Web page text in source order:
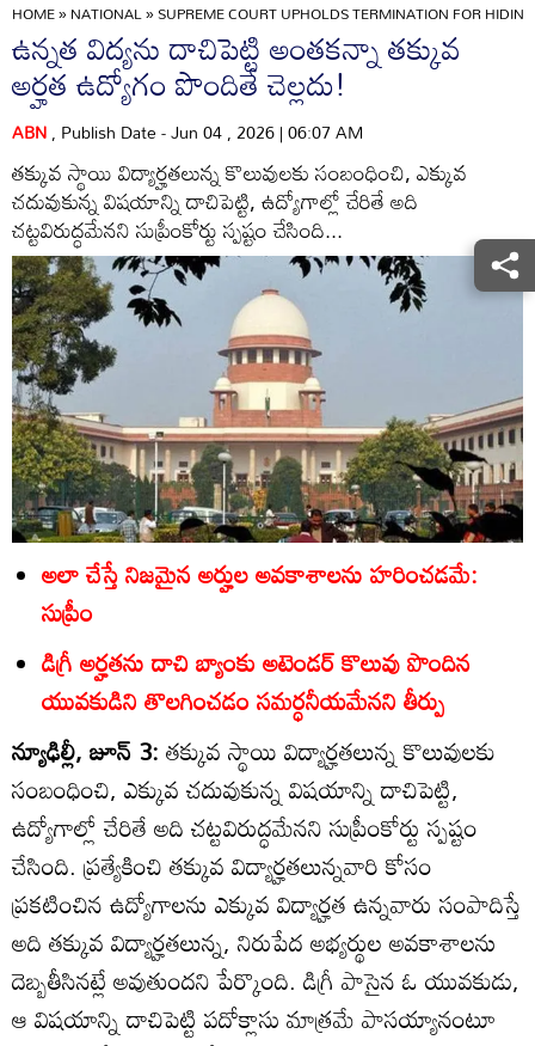
HOME»NATIONAL»SUPREME COURT UPHOLDS TERMINATION FOR
ఉన్నత విద్యను దాచిపెట్టి అంతకన్నా తక్కువ
అర్హత ఉద్యోగం పొందితే చెల్లదు!
ABN, Publish Date - Jun 04 , 2026 | 06:07 AM
తక్కువ స్థాయి విద్యార్హతలున్న కొలువులకు సంబంధించి, ఎక్కువ
చదువుకున్న విషయాన్ని దాచిపెట్టి, ఉద్యోగాల్లో చేరితే అది
చట్టవిరుద్ధమేనని సుప్రీంకోర్టు స్పష్టం చేసింది...
అలా చేస్తే నిజమైన అర్హుల అవకాశాలను హరించడమే:
సుప్రీం
డిగ్రీ అర్హతను దాచి బ్యాంకు అటెండర్‌ కొలువు పొందిన
యువకుడిని తొలగించడం సమర్ధనీయమేనని తీర్పు
న్యూఢిల్లీ, జూన్‌ 3:తక్కువ స్థాయి విద్యార్హతలున్న కొలువులకు
సంబంధించి, ఎక్కువ చదువుకున్న విషయాన్ని దాచిపెట్టి,
ఉద్యోగాల్లో చేరితే అది చట్టవిరుద్ధమేనని సుప్రీంకోర్టు స్పష్టం
చేసింది. ప్రత్యేకించి తక్కువ విద్యార్హతలున్నవారి కోసం
ప్రకటించిన ఉద్యోగాలను ఎక్కువ విద్యార్హత ఉన్నవారు సంపాదిస్తే
అది తక్కువ విద్యార్హతలున్న, నిరుపేద అభ్యర్థుల అవకాశాలను
దెబ్బతీసినట్లే అవుతుందని పేర్కొంది. డిగ్రీ పాసైన ఓ యువకుడు,
ఆ విషయాన్ని దాచిపెట్టి పదోక్లాసు మాత్రమే పాసయ్యానంటూ